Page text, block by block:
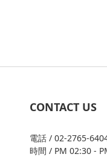
CONTACT US
電話 / 02-2765-
時間 / PM 02:30 -